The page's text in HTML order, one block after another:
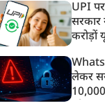
UPI पर
सरकार
करोड़ों
लेकर
10,000